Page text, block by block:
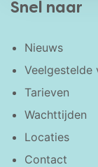
Snel naar
Nieuws
Veelgestelde
Tarieven
Wachttijden
Locaties
Contact